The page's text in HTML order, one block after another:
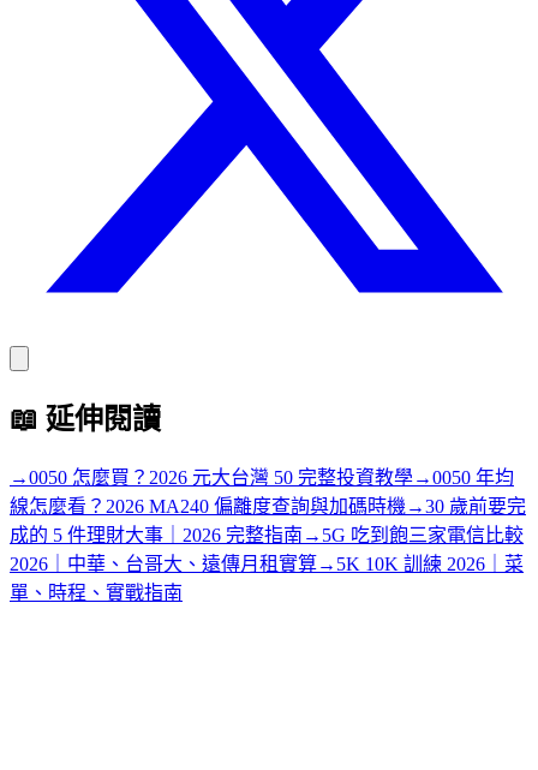
📖 延伸閱讀
→0050 怎麼買？2026 元大台灣 50 完整投資教學→0050 年均
線怎麼看？2026 MA240 偏離度查詢與加碼時機 →30 歲前要完
成的 5 件理財大事｜2026 完整指南 → 5G 吃到飽三家電信比較
2026｜中華、台哥大、遠傳月租實算→ 5K 10K 訓練 2026｜菜
單、時程、實戰指南